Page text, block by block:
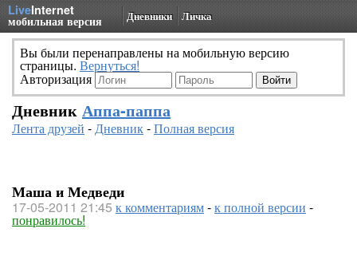
LiveInternet
мобильная версия Дневники Личка
Вы были перенаправлены на мобильную версию
страницы. Вернуться!
Авторизация
Дневник Аппа-паппа
Лента друзей -Дневник-Полная версия
Маша и Медведи
17-05-2011 21:45 к комментариям-к полной версии -
понравилось!